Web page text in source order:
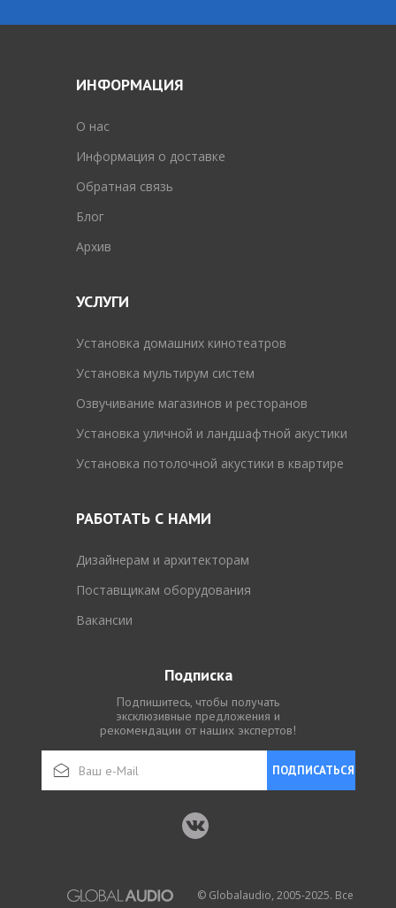
ИНФОРМАЦИЯ
O нас
Информация о доставке
Обратная связь
Блог
Архив
УСЛУГИ
Установка домашних кинотеатров
Установка мультирум систем
Озвучивание магазинов и ресторанов
Установка уличной и ландшафтной акустики
Установка потолочной акустики в квартире
РАБОТАТЬ С НАМИ
Дизайнерам и архитекторам
Поставщикам оборудования
Вакансии
Подписка
Подпишитесь, чтобы получать
эксклюзивные предложения и
рекомендации от наших экспертов!
ПОДПИСАТЬСЯ
© Globalaudio, 2005-2025. Все